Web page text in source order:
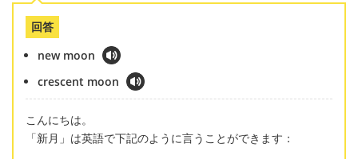
回答
new moon
crescent moon
こんにちは。
「新月」は英語で下記のように言うことができます：